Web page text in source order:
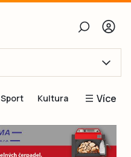
Obnovit heslo
Sport Kultura Více
Blogy
Inspirace